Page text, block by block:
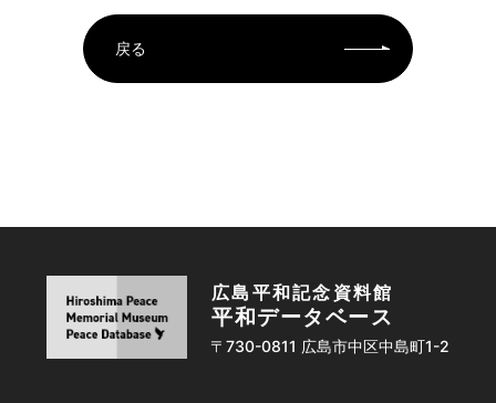
戻る
広島平和記念資料館
平和データベース
〒730-0811 広島市中区中島町1-2